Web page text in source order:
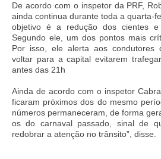
De acordo com o inspetor da PRF,
ainda continua durante toda a quarta-
objetivo é a redução dos cientes
Segundo ele, um dos pontos mais
Por isso, ele alerta aos condutores
voltar para a capital evitarem
antes das 21h
Ainda de acordo com o inspetor
ficaram próximos dos do mesmo
números permaneceram, de forma
os do carnaval passado, sinal de
redobrar a atenção no trânsito”, disse.